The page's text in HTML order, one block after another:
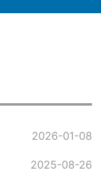
2026-01-08
2025-08-26